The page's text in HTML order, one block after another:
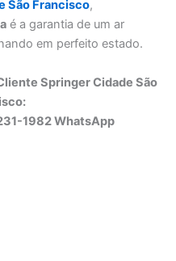
São Francisco,
é a garantia de um ar
em perfeito estado.
Springer Cidade São
1982 WhatsApp